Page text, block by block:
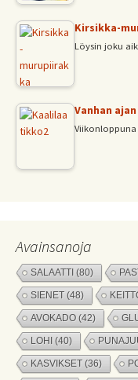
Kirsikka-
Löysin joku
Vanhan
Viikonloppuna
Avainsanoja
SALAATTI (80)
SIENET (48)
AVOKADO (42)
LOHI (40)
KASVIKSET (36)